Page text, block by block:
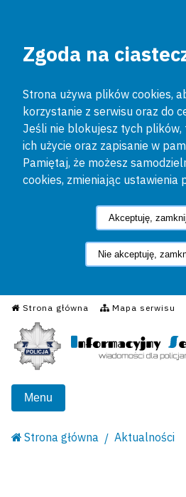
Zgoda na
Strona używa plików cookies,
korzystanie z serwisu oraz do
Jeśli nie blokujesz tych plików,
ich użycie oraz zapisanie w
Pamiętaj, że możesz
cookies, zmieniając ustawienia
Akceptuję,
Nie akceptuję,
Strona główna Mapa serwisu
Informacyjny
Menu
Strona główna Aktualności